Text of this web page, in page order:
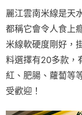
麗江雲南米線是天
都稱它會令人食上
米線軟硬度剛好，
料選擇有20多款，
紅、肥腸、蘿蔔等
受歡迎！